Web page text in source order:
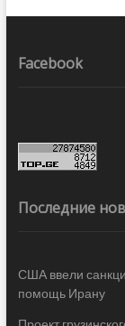
Facebook
Последние
США ввели
помощь Ирану